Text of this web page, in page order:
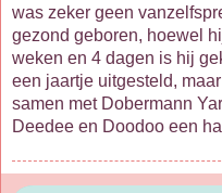
was zeker geen
gezond geboren, hoewel
weken en 4 dagen is hij
een jaartje uitgesteld,
samen met Dobermann
Deedee en Doodoo een